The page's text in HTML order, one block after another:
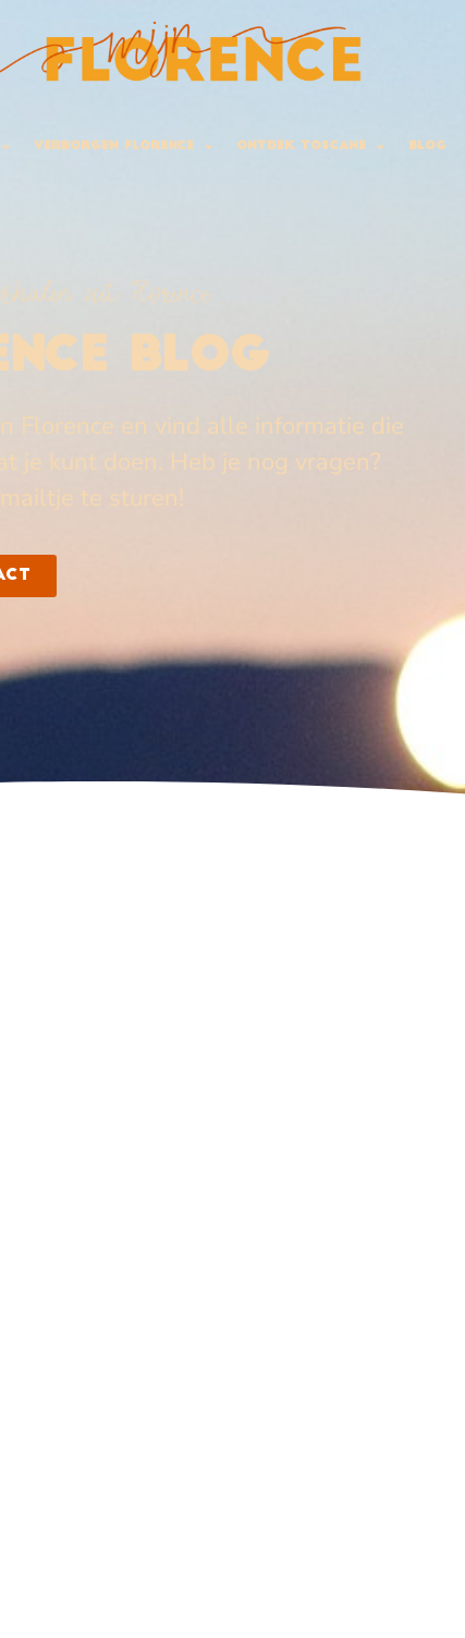
Verborgen Florence Ontdek Toscane Blog
uit Florence
BLOG
Florence en vind alle informatie die
je kunt doen. Heb je nog vragen?
te sturen!